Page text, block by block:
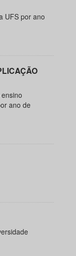
UFS por ano
ano de